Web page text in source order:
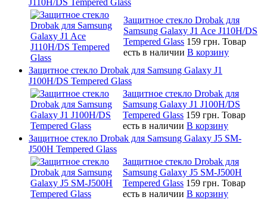
Защитное стекло Drobak для
Samsung Galaxy J1 Ace J110H/DS
Tempered Glass 159 грн. Товар
есть в наличии В корзину
Защитное стекло Drobak для Samsung Galaxy J1
J100H/DS Tempered Glass
Защитное стекло Drobak для
Samsung Galaxy J1 J100H/DS
Tempered Glass 159 грн. Товар
есть в наличии В корзину
Защитное стекло Drobak для Samsung Galaxy J5 SM-
J500H Tempered Glass
Защитное стекло Drobak для
Samsung Galaxy J5 SM-J500H
Tempered Glass 159 грн. Товар
есть в наличии В корзину